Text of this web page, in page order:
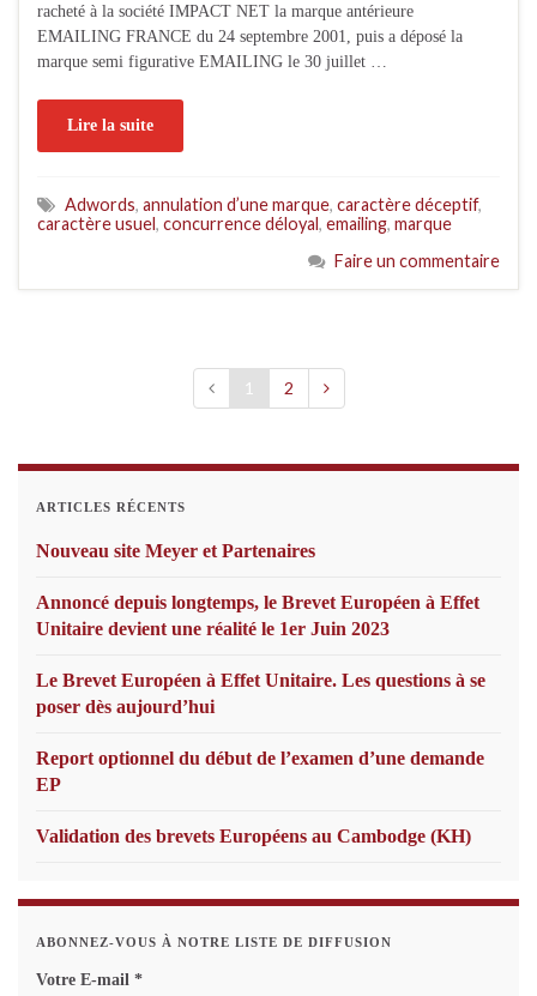
racheté à la société IMPACT NET la marque antérieure
EMAILING FRANCE du 24 septembre 2001, puis a déposé la
marque semi figurative EMAILING le 30 juillet …
Lire la suite
Adwords, annulation d’une marque, caractère déceptif,
caractère usuel, concurrence déloyal, emailing, marque
Faire un commentaire
1 2
ARTICLES RÉCENTS
Nouveau site Meyer et Partenaires
Annoncé depuis longtemps, le Brevet Européen à Effet
Unitaire devient une réalité le 1er Juin 2023
Le Brevet Européen à Effet Unitaire. Les questions à se
poser dès aujourd’hui
Report optionnel du début de l’examen d’une demande
EP
Validation des brevets Européens au Cambodge (KH)
ABONNEZ-VOUS À NOTRE LISTE DE DIFFUSION
Votre E-mail *